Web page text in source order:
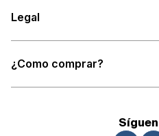
Legal
¿Como comprar?